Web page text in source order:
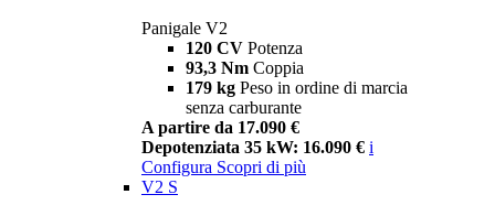
Panigale V2
120 CV Potenza
93,3 Nm Coppia
179 kg Peso in ordine di marcia
senza carburante
A partire da 17.090 €
Depotenziata 35 kW: 16.090 € i
Configura Scopri di più
V2 S